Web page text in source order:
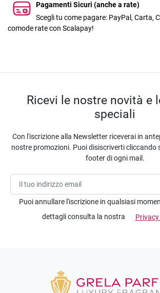
Pagamenti Sicuri (anche a rate)
Scegli tu come pagare: PayPal, Carta,
comode rate con Scalapay!
Ricevi le nostre novità e
speciali
Con l'iscrizione alla Newsletter riceverai in
nostre promozioni. Puoi disiscriverti cliccando
footer di ogni mail.
Puoi annullare l'iscrizione in qualsiasi
dettagli consulta la nostra